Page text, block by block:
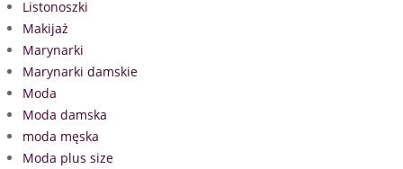
Listonoszki
Makijaż
Marynarki
Marynarki damskie
Moda
Moda damska
moda męska
Moda plus size